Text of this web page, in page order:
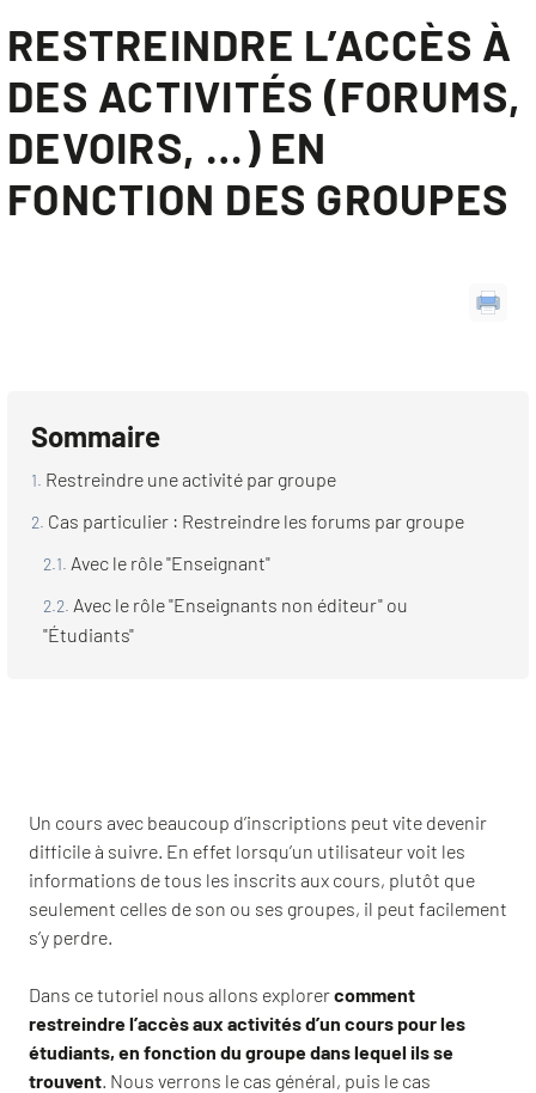
RESTREINDRE L’ACCÈS À
DES ACTIVITÉS (FORUMS,
DEVOIRS, …) EN
FONCTION DES GROUPES
Sommaire
Restreindre une activité par groupe
Cas particulier : Restreindre les forums par groupe
Avec le rôle "Enseignant"
Avec le rôle "Enseignants non éditeur" ou
"Étudiants"
Un cours avec beaucoup d’inscriptions peut vite devenir
difficile à suivre. En effet lorsqu’un utilisateur voit les
informations de tous les inscrits aux cours, plutôt que
seulement celles de son ou ses groupes, il peut facilement
s’y perdre.
Dans ce tutoriel nous allons explorercomment
restreindre l’accès aux activités d’un cours pour les
étudiants, en fonction du groupe dans lequel ils se
trouvent. Nous verrons le cas général, puis le cas